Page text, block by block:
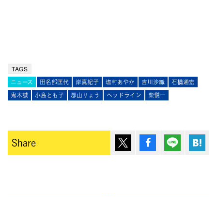
TAGS
ニュース 田名部匡代 岸真紀子 塩村あやか 吉川沙織
石橋通宏
鬼木誠
小島とも子 郡山りょう ヘッドライン 柴愼一
Share ポスト シェア Lineで送